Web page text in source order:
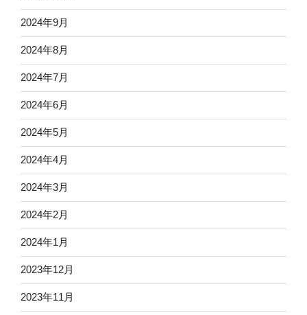
2024年9月
2024年8月
2024年7月
2024年6月
2024年5月
2024年4月
2024年3月
2024年2月
2024年1月
2023年12月
2023年11月